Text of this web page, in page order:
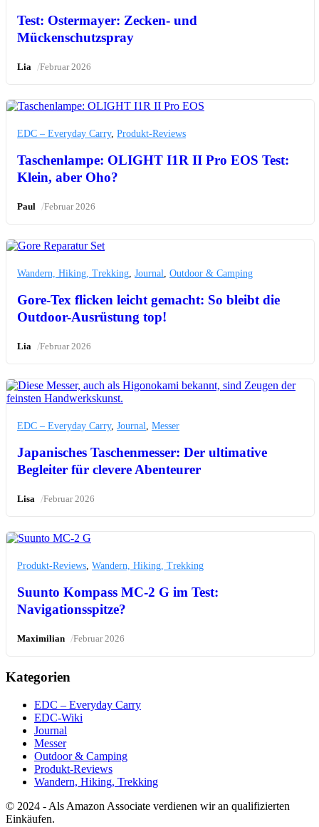
Test: Ostermayer: Zecken- und
Mückenschutzspray
Lia /Februar 2026
EDC – Everyday Carry, Produkt-Reviews
Taschenlampe: OLIGHT I1R II Pro EOS Test:
Klein, aber Oho?
Paul /Februar 2026
Wandern, Hiking, Trekking Journal Outdoor & Camping
Gore-Tex flicken leicht gemacht: So bleibt die
Outdoor-Ausrüstung top!
Lia /Februar 2026
EDC – Everyday Carry, Journal Messer
Japanisches Taschenmesser: Der ultimative
Begleiter für clevere Abenteurer
Lisa /Februar 2026
Produkt-Reviews Wandern, Hiking, Trekking
Suunto Kompass MC-2 G im Test:
Navigationsspitze?
Maximilian /Februar 2026
Kategorien
EDC – Everyday Carry
EDC-Wiki
Journal
Messer
Outdoor & Camping
Produkt-Reviews
Wandern, Hiking, Trekking
© 2024 - Als Amazon Associate verdienen wir an qualifizierten
Einkäufen.